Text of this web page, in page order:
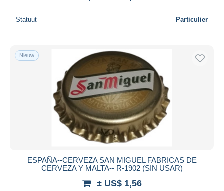
Statuut Particulier
Nieuw
ESPAÑA--CERVEZA SAN MIGUEL FABRICAS DE
CERVEZA Y MALTA-- R-1902 (SIN USAR)
± US$ 1,56